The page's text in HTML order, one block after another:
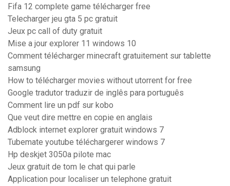
Fifa 12 complete game télécharger free
Telecharger jeu gta 5 pc gratuit
Jeux pc call of duty gratuit
Mise a jour explorer 11 windows 10
Comment télécharger minecraft gratuitement sur tablette
samsung
How to télécharger movies without utorrent for free
Google tradutor traduzir de inglês para português
Comment lire un pdf sur kobo
Que veut dire mettre en copie en anglais
Adblock internet explorer gratuit windows 7
Tubemate youtube téléchargerer windows 7
Hp deskjet 3050a pilote mac
Jeux gratuit de tom le chat qui parle
Application pour localiser un telephone gratuit